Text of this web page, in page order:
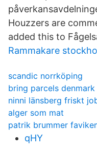
Houzzers are
added this to
Rammakare
scandic norrköping
bring parcels denmark
ninni länsberg friskt
alger som mat
patrik brummer
qHY